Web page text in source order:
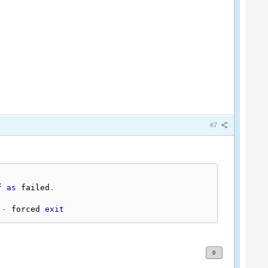
#7
as failed .
- forced exit
0